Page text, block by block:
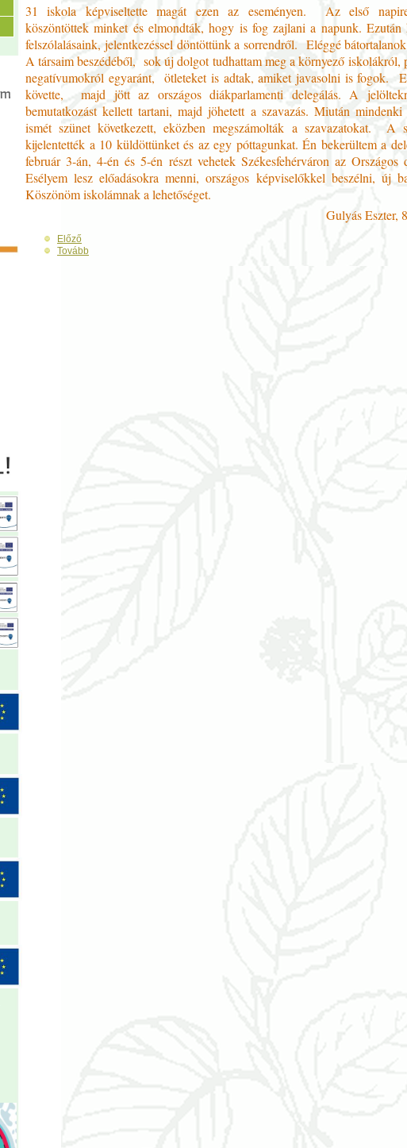
31 iskola képviseltette magát ezen az eseményen. Az első
köszöntöttek minket és elmondták, hogy is fog zajlani a napunk. Ezután
felszólalásaink, jelentkezéssel döntöttünk a sorrendről. Eléggé
A társaim beszédéből, sok új dolgot tudhattam meg a környező iskolákról,
negatívumokról egyaránt, ötleteket is adtak, amiket javasolni is fogok.
követte, majd jött az országos diákparlamenti delegálás. A
bemutatkozást kellett tartani, majd jöhetett a szavazás. Miután mindenki
ismét szünet következett, eközben megszámolták a szavazatokat. A
kijelentették a 10 küldöttünket és az egy póttagunkat. Én bekerültem a
február 3-án, 4-én és 5-én részt vehetek Székesfehérváron az Országos
Esélyem lesz előadásokra menni, országos képviselőkkel beszélni, új
Köszönöm iskolámnak a lehetőséget.
Gulyás Eszter,
Előző
Tovább